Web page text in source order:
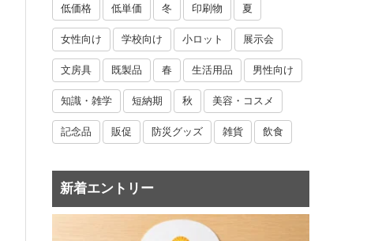
低価格 低単価 冬 印刷物 夏
女性向け 学校向け 小ロット 展示会
文房具 既製品 春 生活用品 男性向け
知識・雑学 短納期 秋 美容・コスメ
記念品 販促 防災グッズ 雑貨 飲食
新着エントリー